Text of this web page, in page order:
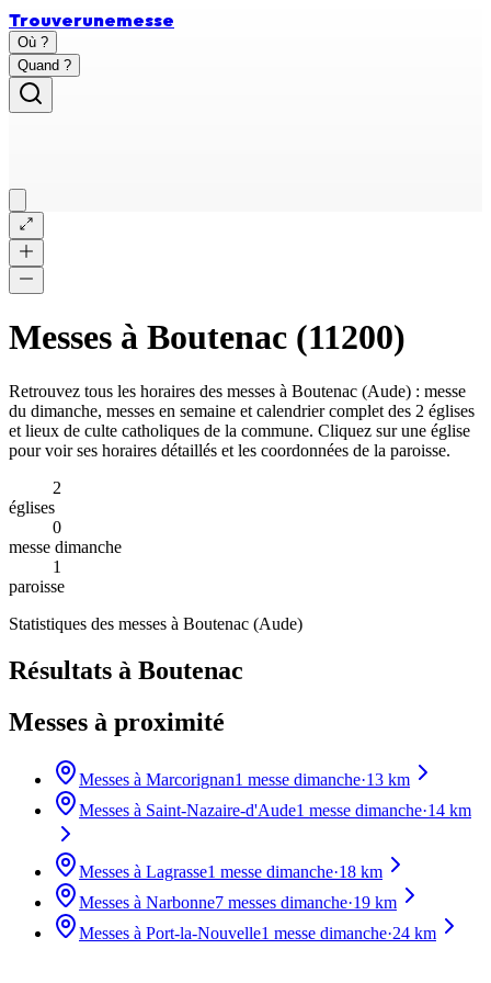
Trouverunemesse
Où ?
Quand ?
Messes à Boutenac (11200)
Retrouvez tous les horaires des messes à Boutenac (Aude) : messe
du dimanche, messes en semaine et calendrier complet des 2 églises
et lieux de culte catholiques de la commune. Cliquez sur une église
pour voir ses horaires détaillés et les coordonnées de la paroisse.
2
églises
0
messe dimanche
1
paroisse
Statistiques des messes à Boutenac (Aude)
Résultats à Boutenac
Messes à proximité
Messes à Marcorignan1 messe dimanche·13 km
Messes à Saint-Nazaire-d'Aude1 messe dimanche·14 km
Messes à Lagrasse1 messe dimanche·18 km
Messes à Narbonne7 messes dimanche·19 km
Messes à Port-la-Nouvelle1 messe dimanche·24 km